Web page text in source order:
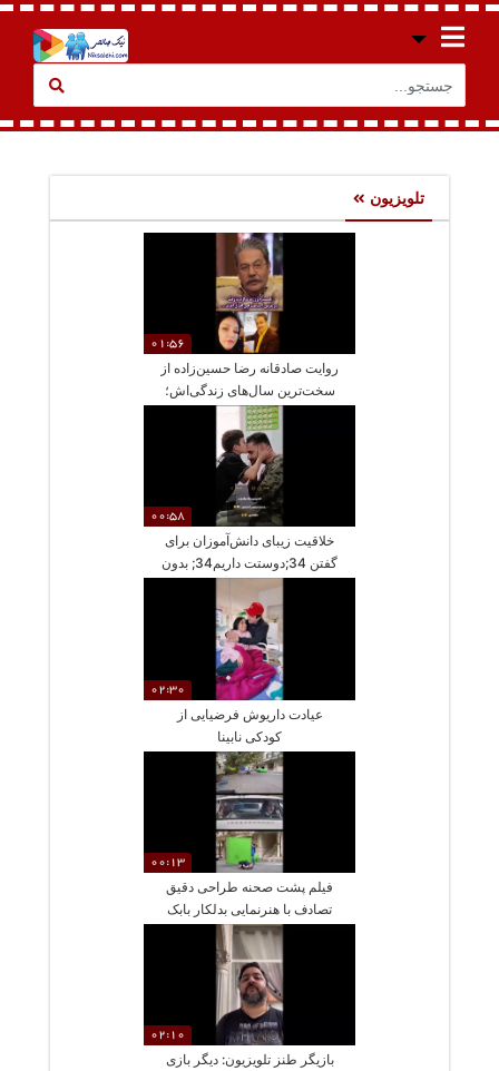
تلویزیون
01:56
روایت صادقانه رضا حسین‌زاده از
سخت‌ترین سال‌های زندگی‌اش؛
داغ همسر، تنهایی و عشق دوباره
00:58
خلاقیت زیبای دانش‌آموزان برای
گفتن 34;دوستت داریم34; بدون
هیچ کلمه‌ای»
02:30
عیادت داریوش فرضیایی از
کودکی نابینا
00:13
فیلم پشت صحنه طراحی دقیق
تصادف با هنرنمایی بدلکار بابک
حمیدیان
02:10
بازیگر طنز تلویزیون: دیگر بازی